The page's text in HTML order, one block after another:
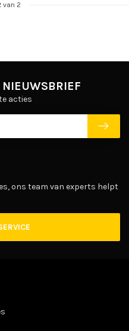
van 2
ons team van experts helpt
NIEUWSBRIEF
acties